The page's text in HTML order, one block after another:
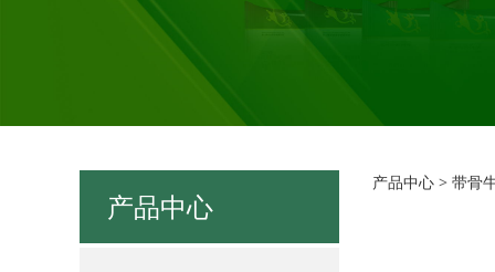
产品中心 带骨
产品中心 > 带骨